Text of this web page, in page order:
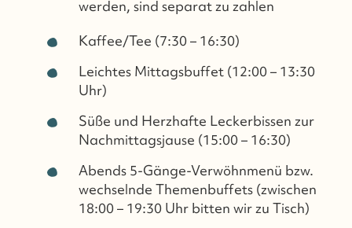
werden, sind separat zu zahlen
Kaffee/Tee (7:30 – 16:30)
Leichtes Mittagsbuffet (12:00 – 13:30
Uhr)
Süße und Herzhafte Leckerbissen zur
Nachmittagsjause (15:00 – 16:30)
Abends 5-Gänge-Verwöhnmenü bzw.
wechselnde Themenbuffets (zwischen
18:00 – 19:30 Uhr bitten wir zu Tisch)